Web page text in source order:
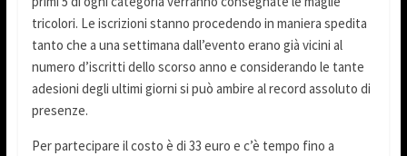
tricolori. Le iscrizioni stanno procedendo in maniera spedita
tanto che a una settimana dall’evento erano già vicini al
numero d’iscritti dello scorso anno e considerando le tante
adesioni degli ultimi giorni si può ambire al record assoluto di
presenze.
Per partecipare il costo è di 33 euro e c’è tempo fino a